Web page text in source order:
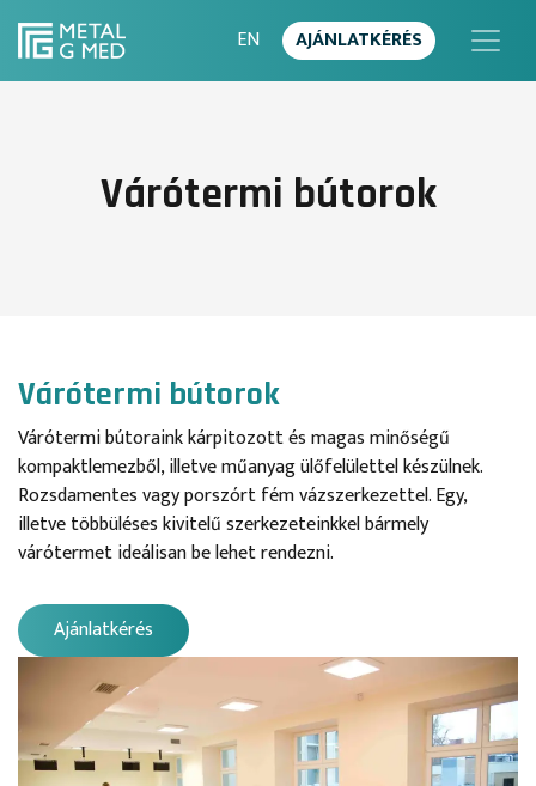
EN AJÁNLATKÉRÉS
Várótermi bútorok
Várótermi bútorok
Várótermi bútoraink kárpitozott és magas minőségű
kompaktlemezből, illetve műanyag ülőfelülettel készülnek.
Rozsdamentes vagy porszórt fém vázszerkezettel. Egy,
illetve többüléses kivitelű szerkezeteinkkel bármely
várótermet ideálisan be lehet rendezni.
Ajánlatkérés